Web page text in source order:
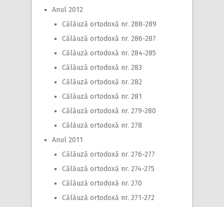
Anul 2012
Călăuză ortodoxă nr. 288-289
Călăuză ortodoxă nr. 286-287
Călăuză ortodoxă nr. 284-285
Călăuză ortodoxă nr. 283
Călăuză ortodoxă nr. 282
Călăuză ortodoxă nr. 281
Călăuză ortodoxă nr. 279-280
Călăuză ortodoxă nr. 278
Anul 2011
Călăuză ortodoxă nr. 276-277
Călăuză ortodoxă nr. 274-275
Călăuză ortodoxă nr. 270
Călăuză ortodoxă nr. 271-272